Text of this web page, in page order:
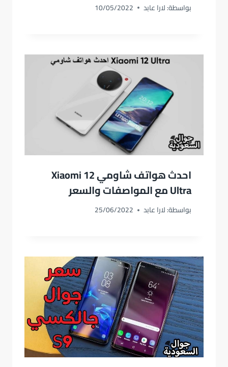
بواسطة:لارا عابد 10/05/2022
احدث هواتف شاومي Xiaomi 12
Ultra مع المواصفات والسعر
بواسطة:لارا عابد 25/06/2022